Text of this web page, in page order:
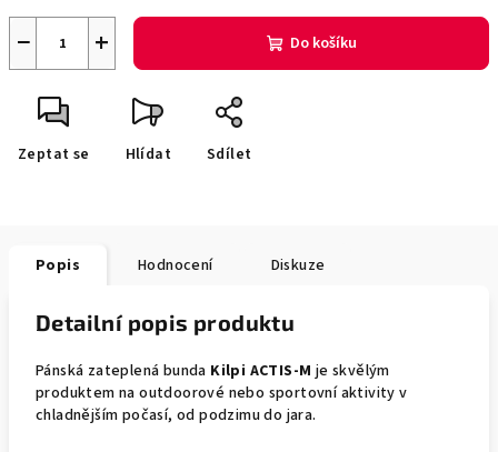
+
− Do košíku
Zeptat se Hlídat Sdílet
Popis Hodnocení Diskuze
Detailní popis produktu
Pánská zateplená bunda Kilpi ACTIS-M je skvělým
produktem na outdoorové nebo sportovní aktivity v
chladnějším počasí, od podzimu do jara.